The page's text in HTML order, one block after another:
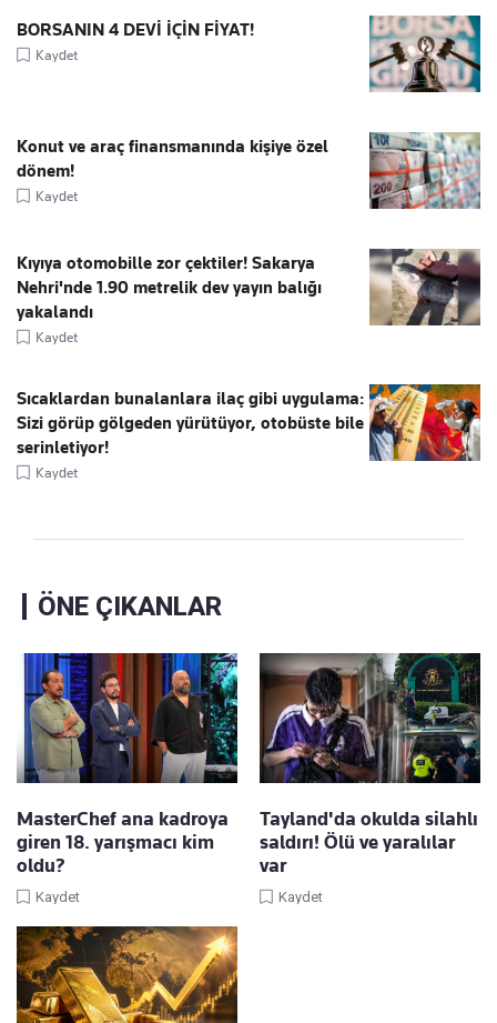
BORSANIN 4 DEVİ İÇİN FİYAT!
Kaydet
Konut ve araç finansmanında kişiye özel
dönem!
Kaydet
Kıyıya otomobille zor çektiler! Sakarya
Nehri'nde 1.90 metrelik dev yayın balığı
yakalandı
Kaydet
Sıcaklardan bunalanlara ilaç gibi uygulama:
Sizi görüp gölgeden yürütüyor, otobüste bile
serinletiyor!
Kaydet
ÖNE ÇIKANLAR
MasterChef ana kadroya
giren 18. yarışmacı kim
oldu?
Kaydet
Tayland'da okulda silahlı
saldırı! Ölü ve yaralılar
var
Kaydet